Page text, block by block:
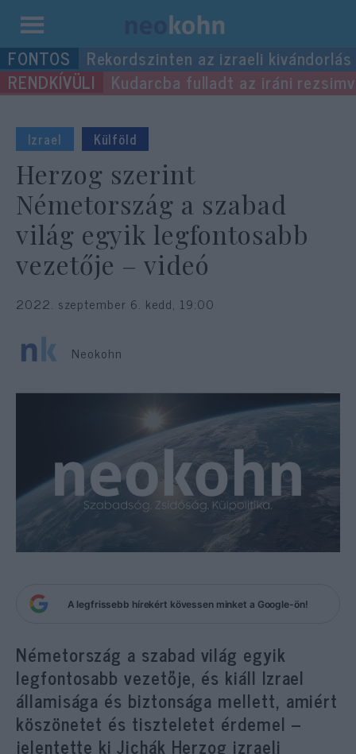
Kilépés
a
tartalomba
Rekordszinten az izraeli kivándorlás
Kudarcba fulladt az iráni
Izrael Külföld
Herzog szerint
Németország a szabad
világ egyik legfontosabb
vezetője – videó
2022. szeptember 6. kedd, 19:00
Neokohn
A legfrissebb hírekért kövessen minket a Google-ön!
Németország a szabad világ egyik
legfontosabb vezetője, és kiáll Izrael
államisága és biztonsága mellett, amiért
köszönetet és tiszteletet érdemel –
jelentette ki Jichák Herzog izraeli